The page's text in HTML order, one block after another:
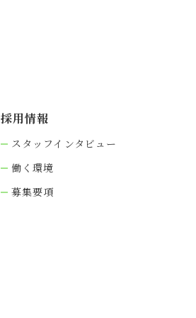
採⽤情報
スタッフインタビュー
働く環境
募集要項